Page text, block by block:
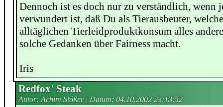
Dennoch ist es doch nur zu verständlich, wenn
verwundert ist, daß Du als Tierausbeuter,
alltäglichen Tierleidproduktkonsum alles
solche Gedanken über Fairness macht.
Iris
Redfox' Steak
Autor: Achim Stößer | Datum: 04.10.2002 23:13:52